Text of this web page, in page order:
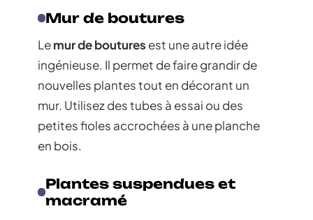
Mur de boutures
Lemur de boutures est une autre idée
ingénieuse. Il permet de faire grandir de
nouvelles plantes tout en décorant un
mur. Utilisez des tubes à essai ou des
petites fioles accrochées à une planche
en bois.
Plantes suspendues et
macramé